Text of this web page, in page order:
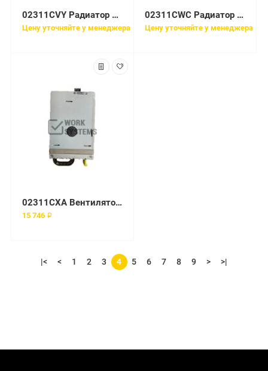
02311CVY Радиатор Huawei E5-2658 with 17.5mm-height CPU1 Heat Sink(XH321 V2/DH321 V2)
Цену уточняйте у менеджера
02311CWC Радиатор Huawei E5-2620 with 17.5mm-height CPU1 Heat Sink(XH321 V2/DH321 V2)
Цену уточняйте у менеджера
02311CXA Вентиляторный модуль Huawei
15 746 ₽
|< < 1 2 3 4 5 6 7 8 9 > >|